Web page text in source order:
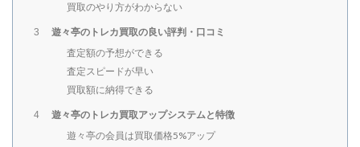
買取のやり方がわからない
3
遊々亭のトレカ買取の良い評判・口コミ
査定額の予想ができる
査定スピードが早い
買取額に納得できる
4
遊々亭のトレカ買取アップシステムと特徴
遊々亭の会員は買取価格5%アップ